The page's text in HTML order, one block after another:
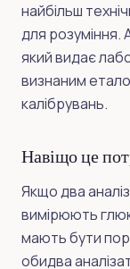
найбільш
для розуміння.
який видає
визнаним
калібрувань.
Навіщо це
Якщо два
вимірюють
мають бути
обидва